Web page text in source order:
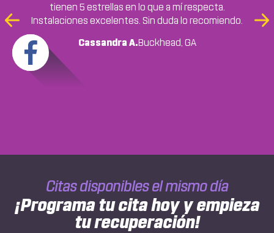
Previous
Slide
tienen 5 estrellas en lo que a mí respecta.
Instalaciones excelentes. Sin duda lo recomiendo.
Cassandra A.Buckhead, GA
Baya ChicollaCollege Park, GA
Earnestine Moss, GA
Citas disponibles el mismo día
¡Programa tu cita hoy y empieza
tu recuperación!